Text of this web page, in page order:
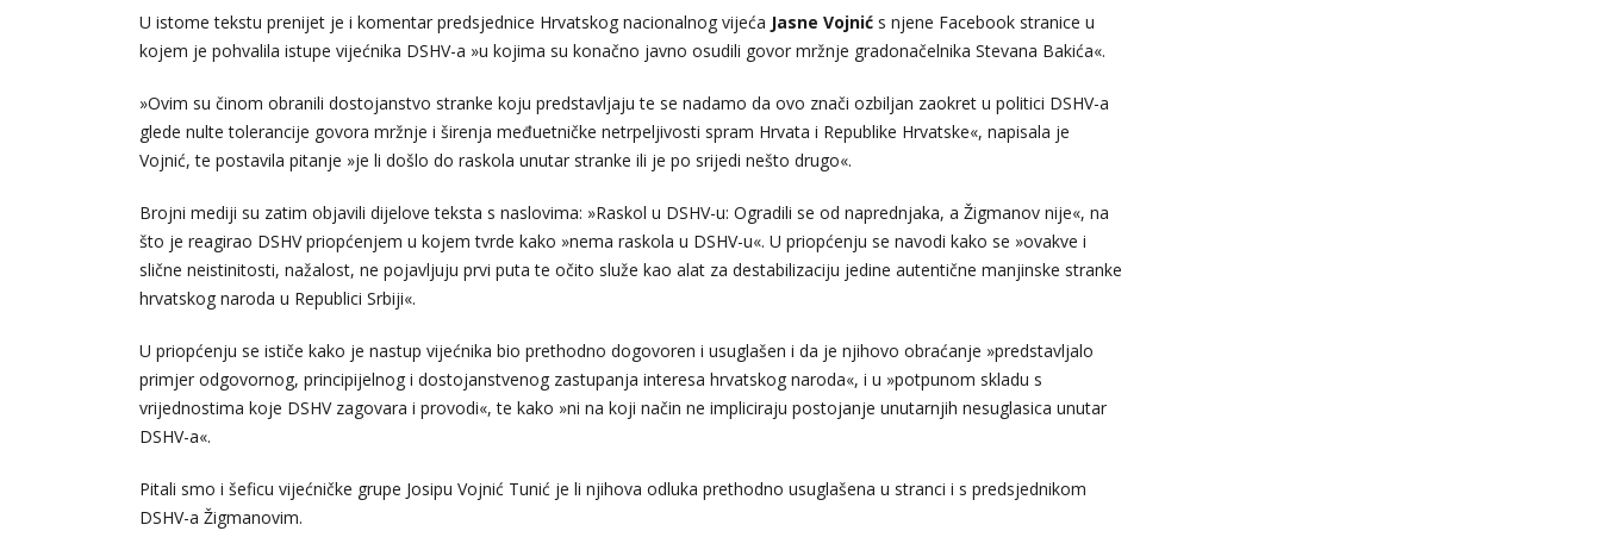
U istome tekstu prenijet je i komentar predsjednice Hrvatskog nacionalnog vijeća Jasne Vojnić s njene Facebook stranice u
kojem je pohvalila istupe vijećnika DSHV-a »u kojima su konačno javno osudili govor mržnje gradonačelnika Stevana Bakića«.
»Ovim su činom obranili dostojanstvo stranke koju predstavljaju te se nadamo da ovo znači ozbiljan zaokret u politici DSHV-a
glede nulte tolerancije govora mržnje i širenja međuetničke netrpeljivosti spram Hrvata i Republike Hrvatske«, napisala je
Vojnić, te postavila pitanje »je li došlo do raskola unutar stranke ili je po srijedi nešto drugo«.
Brojni mediji su zatim objavili dijelove teksta s naslovima: »Raskol u DSHV-u: Ogradili se od naprednjaka, a Žigmanov nije«, na
što je reagirao DSHV priopćenjem u kojem tvrde kako »nema raskola u DSHV-u«. U priopćenju se navodi kako se »ovakve i
slične neistinitosti, nažalost, ne pojavljuju prvi puta te očito služe kao alat za destabilizaciju jedine autentične manjinske stranke
hrvatskog naroda u Republici Srbiji«.
U priopćenju se ističe kako je nastup vijećnika bio prethodno dogovoren i usuglašen i da je njihovo obraćanje »predstavljalo
primjer odgovornog, principijelnog i dostojanstvenog zastupanja interesa hrvatskog naroda«, i u »potpunom skladu s
vrijednostima koje DSHV zagovara i provodi«, te kako »ni na koji način ne impliciraju postojanje unutarnjih nesuglasica unutar
DSHV-a«.
Pitali smo i šeficu vijećničke grupe Josipu Vojnić Tunić je li njihova odluka prethodno usuglašena u stranci i s predsjednikom
DSHV-a Žigmanovim.